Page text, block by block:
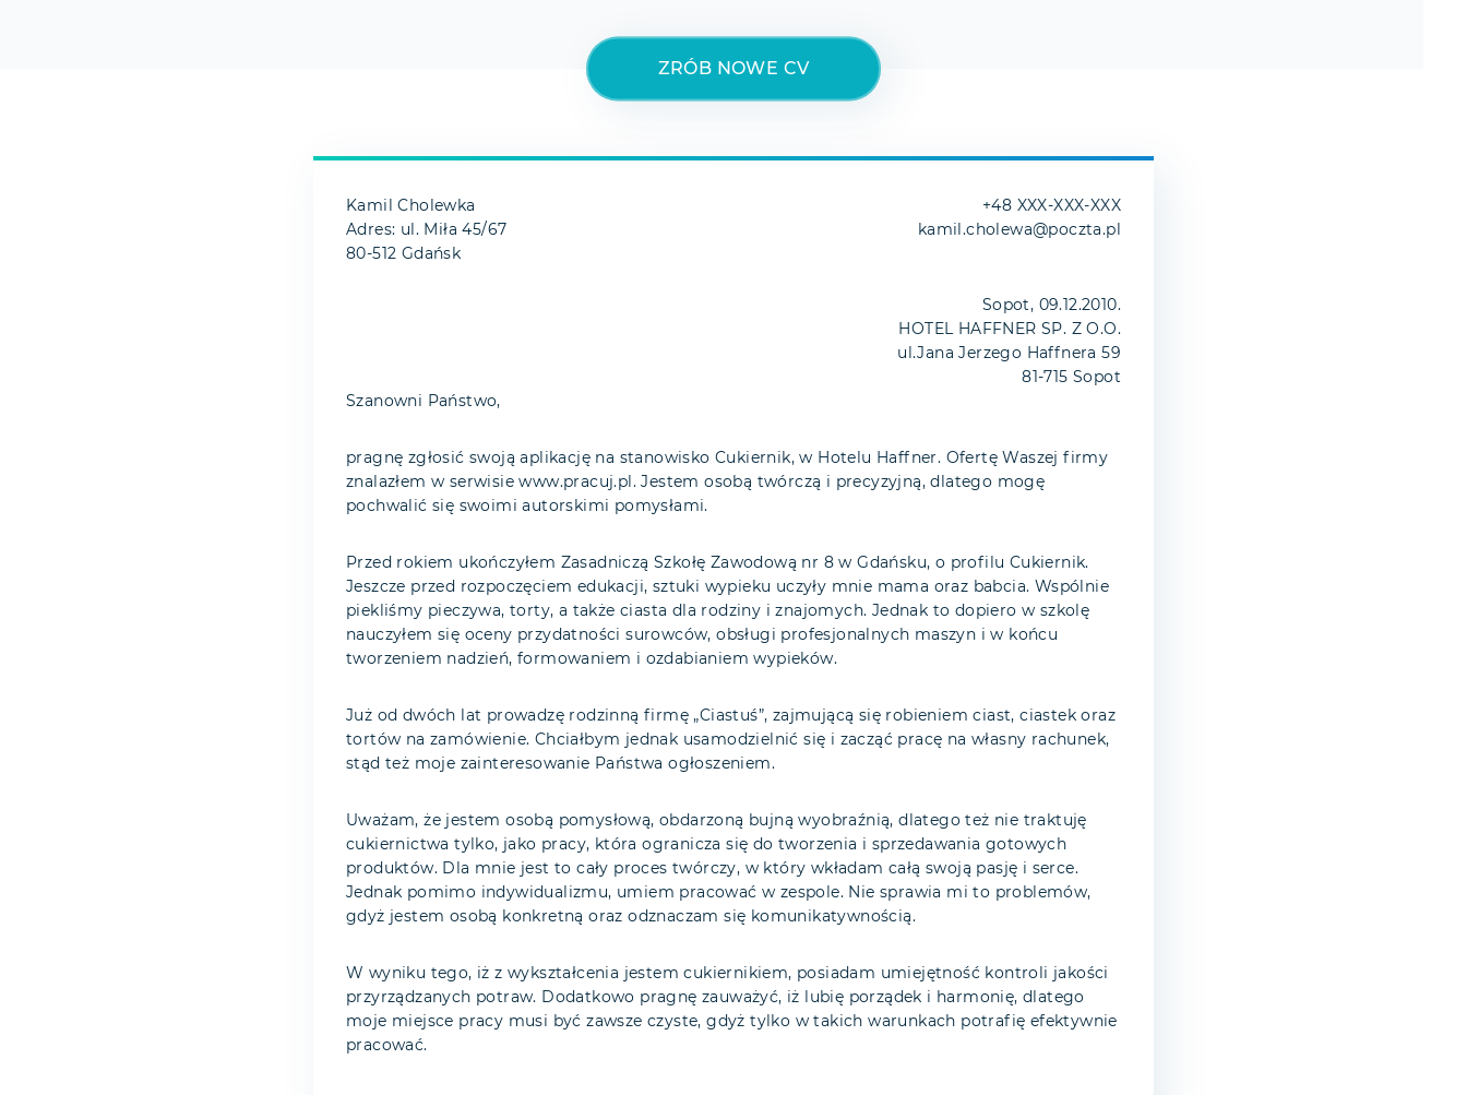
ZRÓB NOWE CV
Kamil Cholewka
Adres: ul. Miła 45/67
80-512 Gdańsk
+48 XXX-XXX-XXX
kamil.cholewa@poczta.pl
Sopot, 09.12.2010.
HOTEL HAFFNER SP. Z O.O.
ul.Jana Jerzego Haffnera 59
81-715 Sopot
Szanowni Państwo,
pragnę zgłosić swoją aplikację na stanowisko Cukiernik, w Hotelu Haffner. Ofertę Waszej firmy
znalazłem w serwisie www.pracuj.pl. Jestem osobą twórczą i precyzyjną, dlatego mogę
pochwalić się swoimi autorskimi pomysłami.
Przed rokiem ukończyłem Zasadniczą Szkołę Zawodową nr 8 w Gdańsku, o profilu Cukiernik.
Jeszcze przed rozpoczęciem edukacji, sztuki wypieku uczyły mnie mama oraz babcia. Wspólnie
piekliśmy pieczywa, torty, a także ciasta dla rodziny i znajomych. Jednak to dopiero w szkolę
nauczyłem się oceny przydatności surowców, obsługi profesjonalnych maszyn i w końcu
tworzeniem nadzień, formowaniem i ozdabianiem wypieków.
Już od dwóch lat prowadzę rodzinną firmę „Ciastuś”, zajmującą się robieniem ciast, ciastek oraz
tortów na zamówienie. Chciałbym jednak usamodzielnić się i zacząć pracę na własny rachunek,
stąd też moje zainteresowanie Państwa ogłoszeniem.
Uważam, że jestem osobą pomysłową, obdarzoną bujną wyobraźnią, dlatego też nie traktuję
cukiernictwa tylko, jako pracy, która ogranicza się do tworzenia i sprzedawania gotowych
produktów. Dla mnie jest to cały proces twórczy, w który wkładam całą swoją pasję i serce.
Jednak pomimo indywidualizmu, umiem pracować w zespole. Nie sprawia mi to problemów,
gdyż jestem osobą konkretną oraz odznaczam się komunikatywnością.
W wyniku tego, iż z wykształcenia jestem cukiernikiem, posiadam umiejętność kontroli jakości
przyrządzanych potraw. Dodatkowo pragnę zauważyć, iż lubię porządek i harmonię, dlatego
moje miejsce pracy musi być zawsze czyste, gdyż tylko w takich warunkach potrafię efektywnie
pracować.